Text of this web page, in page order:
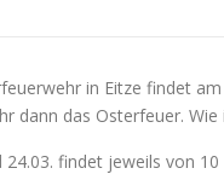
in Eitze findet
dann das Osterfeuer.
24.03. findet jeweils von